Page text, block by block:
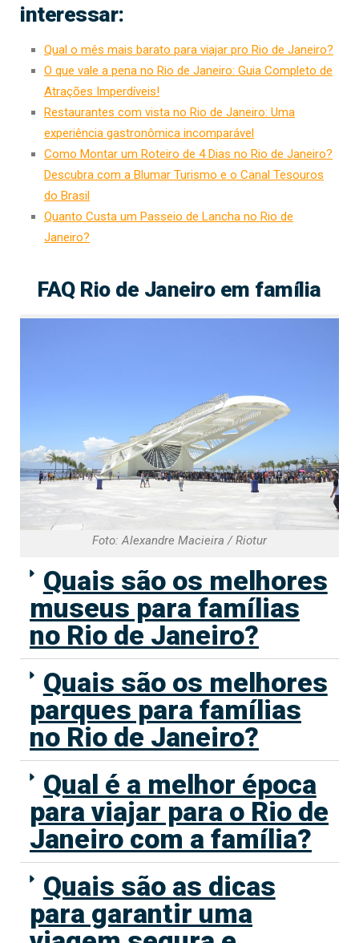
interessar:
Qual o mês mais barato para viajar pro Rio de Janeiro?
O que vale a pena no Rio de Janeiro: Guia Completo de
Atrações Imperdíveis!
Restaurantes com vista no Rio de Janeiro: Uma
experiência gastronômica incomparável
Como Montar um Roteiro de 4 Dias no Rio de Janeiro?
Descubra com a Blumar Turismo e o Canal Tesouros
do Brasil
Quanto Custa um Passeio de Lancha no Rio de
Janeiro?
FAQ Rio de Janeiro em família
Foto: Alexandre Macieira / Riotur
Quais são os melhores
museus para famílias
no Rio de Janeiro?
Quais são os melhores
parques para famílias
no Rio de Janeiro?
Qual é a melhor época
para viajar para o Rio de
Janeiro com a família?
Quais são as dicas
para garantir uma